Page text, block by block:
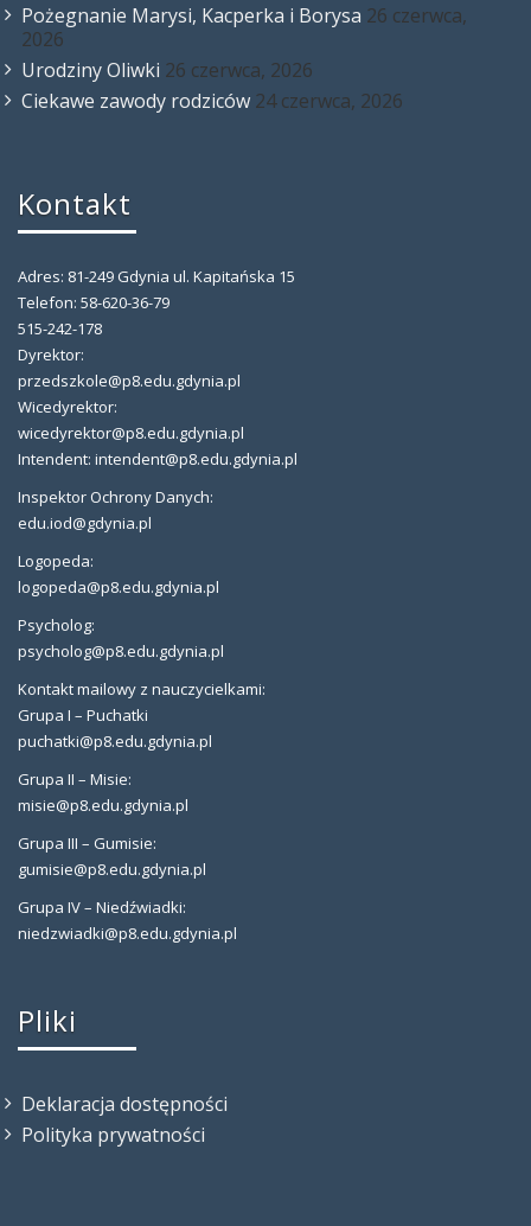
Pożegnanie Marysi, Kacperka i Borysa 26 czerwca,
2026
Urodziny Oliwki 26 czerwca, 2026
Ciekawe zawody rodziców 24 czerwca, 2026
Kontakt
Adres: 81-249 Gdynia ul. Kapitańska 15
Telefon: 58-620-36-79
515-242-178
Dyrektor:
przedszkole@p8.edu.gdynia.pl
Wicedyrektor:
wicedyrektor@p8.edu.gdynia.pl
Intendent: intendent@p8.edu.gdynia.pl
Inspektor Ochrony Danych:
edu.iod@gdynia.pl
Logopeda:
logopeda@p8.edu.gdynia.pl
Psycholog:
psycholog@p8.edu.gdynia.pl
Kontakt mailowy z nauczycielkami:
Grupa I – Puchatki
puchatki@p8.edu.gdynia.pl
Grupa II – Misie:
misie@p8.edu.gdynia.pl
Grupa III – Gumisie:
gumisie@p8.edu.gdynia.pl
Grupa IV – Niedźwiadki:
niedzwiadki@p8.edu.gdynia.pl
Pliki
Deklaracja dostępności
Polityka prywatności